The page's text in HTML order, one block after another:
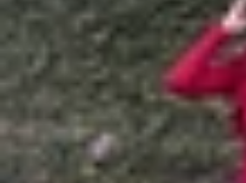
chip
Anh Thư
Ngày đăng:
24/10/2024
Cập nhật: 24/10/2024